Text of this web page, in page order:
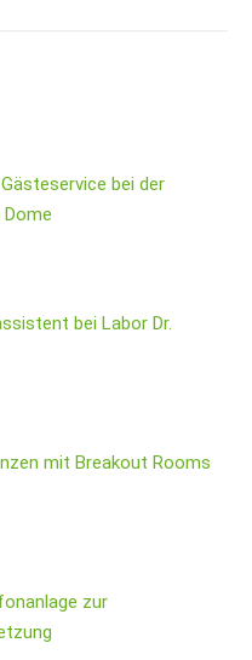
bei der
bei Labor Dr.
mit Breakout Rooms
zur